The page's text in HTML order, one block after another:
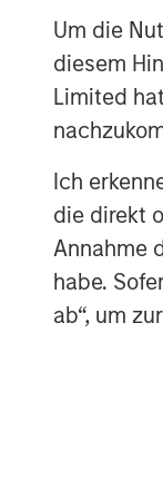
Um die
diesem
Limited
Ich
die direkt
Annahme
habe.
ab“, um
are
The